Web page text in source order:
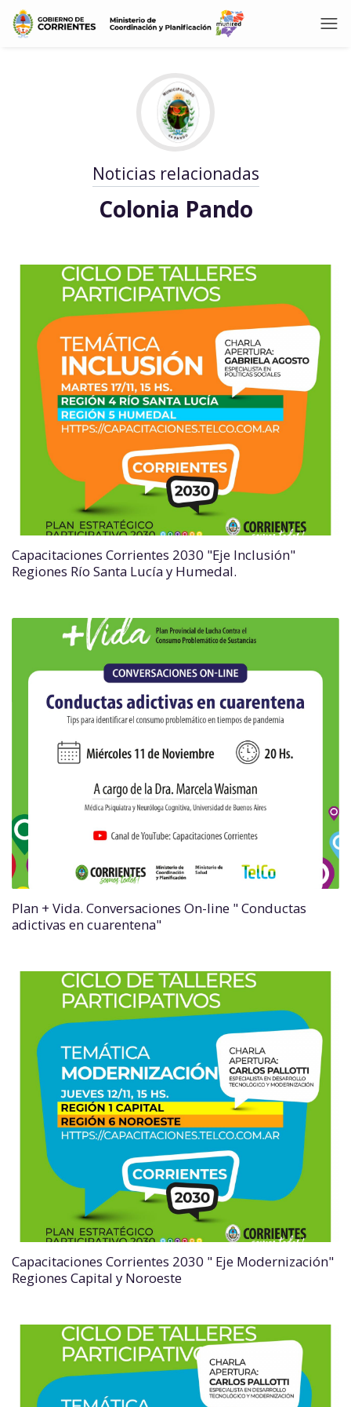
Noticias relacionadas
Colonia Pando
Capacitaciones Corrientes 2030 "Eje Inclusión"
Regiones Río Santa Lucía y Humedal.
Plan + Vida. Conversaciones On-line " Conductas
adictivas en cuarentena"
Capacitaciones Corrientes 2030 " Eje Modernización"
Regiones Capital y Noroeste